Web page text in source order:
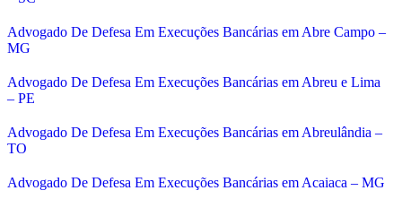
Advogado De Defesa Em Execuções Bancárias em Abre Campo –
MG
Advogado De Defesa Em Execuções Bancárias em Abreu e Lima
– PE
Advogado De Defesa Em Execuções Bancárias em Abreulândia –
TO
Advogado De Defesa Em Execuções Bancárias em Acaiaca – MG